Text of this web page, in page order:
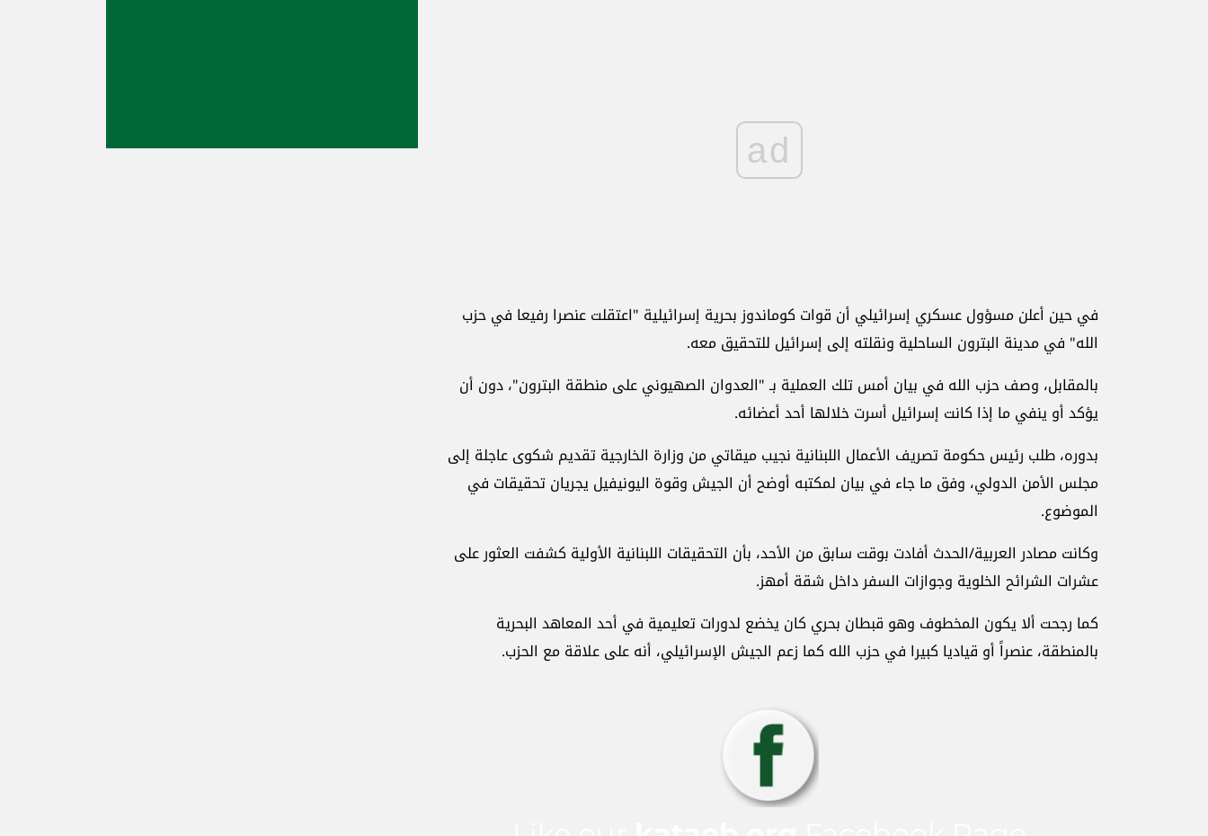
ad
في حين أعلن مسؤول عسكري إسرائيلي أن قوات كوماندوز بحرية إسرائيلية "اعتقلت عنصرا رفيعا في حزب
الله" في مدينة البترون الساحلية ونقلته إلى إسرائيل للتحقيق معه.
بالمقابل، وصف حزب الله في بيان أمس تلك العملية بـ "العدوان الصهيوني على منطقة البترون"، دون أن
يؤكد أو ينفي ما إذا كانت إسرائيل أسرت خلالها أحد أعضائه.
بدوره، طلب رئيس حكومة تصريف الأعمال اللبنانية نجيب ميقاتي من وزارة الخارجية تقديم شكوى عاجلة إلى
مجلس الأمن الدولي، وفق ما جاء في بيان لمكتبه أوضح أن الجيش وقوة اليونيفيل يجريان تحقيقات في
الموضوع.
وكانت مصادر العربية/الحدث أفادت بوقت سابق من الأحد، بأن التحقيقات اللبنانية الأولية كشفت العثور على
عشرات الشرائح الخلوية وجوازات السفر داخل شقة أمهز.
كما رجحت ألا يكون المخطوف وهو قبطان بحري كان يخضع لدورات تعليمية في أحد المعاهد البحرية
بالمنطقة، عنصراً أو قياديا كبيرا في حزب الله كما زعم الجيش الإسرائيلي، أنه على علاقة مع الحزب.